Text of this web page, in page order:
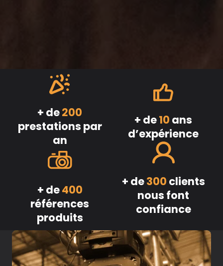
+ de200
prestations par
an
+ de400
références
produits
+ de10 ans
d’expérience
+ de300 clients
nous font
confiance